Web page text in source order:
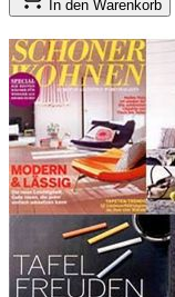
In den Warenkorb